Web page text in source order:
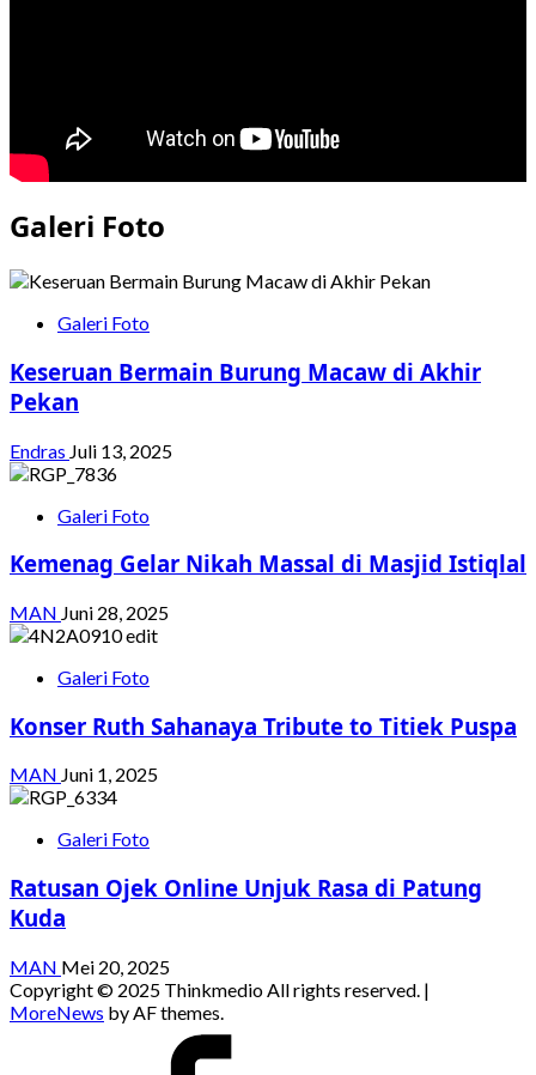
Galeri Foto
Galeri Foto
Keseruan Bermain Burung Macaw di Akhir
Pekan
Endras Juli 13, 2025
Galeri Foto
Kemenag Gelar Nikah Massal di Masjid Istiqlal
MAN Juni 28, 2025
Galeri Foto
Konser Ruth Sahanaya Tribute to Titiek Puspa
MAN Juni 1, 2025
Galeri Foto
Ratusan Ojek Online Unjuk Rasa di Patung
Kuda
MAN Mei 20, 2025
Copyright © 2025 Thinkmedio All rights reserved. |
MoreNews by AF themes.